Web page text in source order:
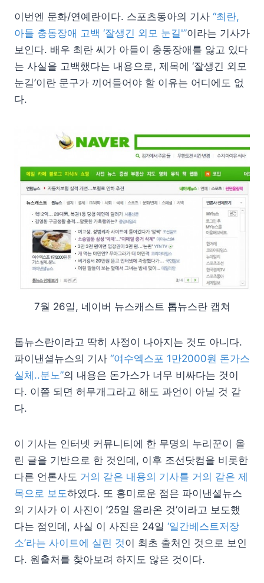
이번엔 문화/연예란이다. 스포츠동아의 기사 “최란,
아들 충동장애 고백 ‘잘생긴 외모 눈길'”이라는 기사가
보인다. 배우 최란 씨가 아들이 충동장애를 앓고 있다
는 사실을 고백했다는 내용으로, 제목에 ‘잘생긴 외모
눈길’이란 문구가 끼어들어야 할 이유는 어디에도 없
다.
7월 26일, 네이버 뉴스캐스트 톱뉴스란 캡쳐
톱뉴스란이라고 딱히 사정이 나아지는 것도 아니다.
파이낸셜뉴스의 기사 “여수엑스포 1만2000원 돈가스
실체..분노”의 내용은 돈가스가 너무 비싸다는 것이
다. 이쯤 되면 허무개그라고 해도 과언이 아닐 것 같
다.
이 기사는 인터넷 커뮤니티에 한 무명의 누리꾼이 올
린 글을 기반으로 한 것인데, 이후 조선닷컴을 비롯한
다른 언론사도 거의 같은 내용의 기사를 거의 같은 제
목으로 보도하였다. 또 흥미로운 점은 파이낸셜뉴스
의 기사가 이 사진이 ’25일 올라온 것’이라고 보도했
다는 점인데, 사실 이 사진은 24일 ‘일간베스트저장
소’라는 사이트에 실린 것이 최초 출처인 것으로 보인
다. 원출처를 찾아보려 하지도 않은 것이다.